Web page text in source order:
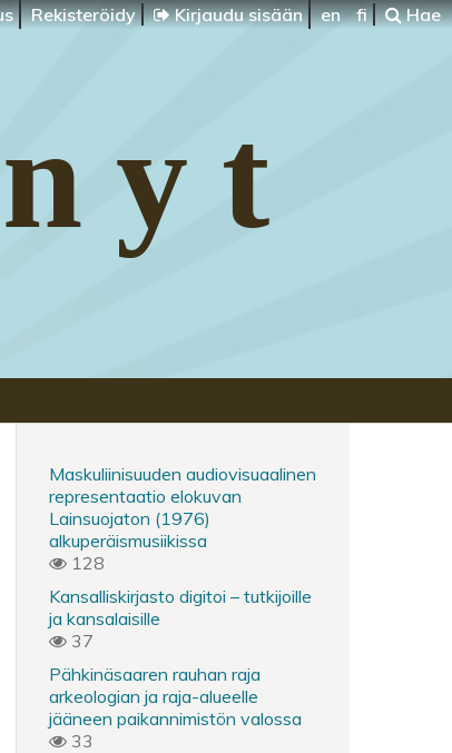
Rekisteröidy Kirjaudu sisään en fi Hae
Maskuliinisuuden audiovisuaalinen
representaatio elokuvan
Lainsuojaton (1976)
alkuperäismusiikissa
128
Kansalliskirjasto digitoi – tutkijoille
ja kansalaisille
37
Pähkinäsaaren rauhan raja
arkeologian ja raja-alueelle
jääneen paikannimistön valossa
33